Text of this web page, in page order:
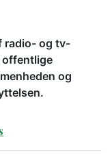
radio- og tv-
offentlige
og